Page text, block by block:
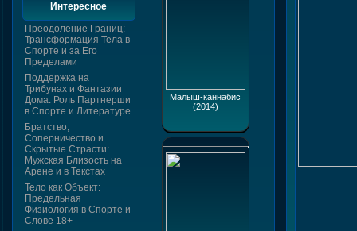
Интересное
Преодоление Границ:
Трансформация Тела в
Спорте и за Его
Пределами
Поддержка на
Трибунах и Фантазии
Дома: Роль Партнерши
в Спорте и Литературе
Братство,
Соперничество и
Скрытые Страсти:
Мужская Близость на
Арене и в Текстах
Тело как Объект:
Предельная
Физиология в Спорте и
Слове 18+
Малыш-каннабис
(2014)